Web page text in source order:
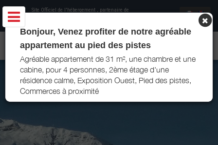
Site Officiel de l'hébergement , partenaire de
APPARTEMENT VIN 100 - LES MENUIRES
Bonjour, Venez profiter de notre agréable
appartement au pied des pistes
Agréable appartement de 31 m², une chambre et une
cabine, pour 4 personnes, 2ème étage d'une
résidence calme, Exposition Ouest, Pied des pistes,
Commerces à proximité